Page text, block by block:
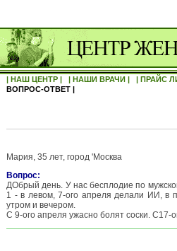
| НАШ ЦЕНТР | | НАШИ ВРАЧИ |
| ПРАЙС
ВОПРОС-ОТВЕТ |
Мария, 35 лет, город 'Москва
Вопрос:
ДОбрый день. У нас бесплодие по
1 - в левом, 7-ого апреля делали ИИ, в
утром и вечером.
С 9-ого апреля ужасно болят соски.